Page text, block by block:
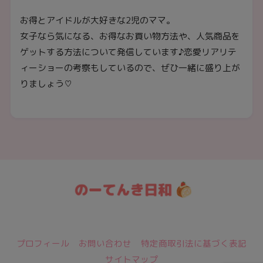
お得とアイドルが大好きな2児のママ。
女子なら気になる、お得なお買い物方法や、人気商品を
ゲットする方法について発信しています♪恋愛リアリテ
ィーショーの考察もしているので、ぜひ一緒に盛り上が
りましょう♡
プロフィール お問い合わせ
特定商取引法に基づく表記
サイトマップ